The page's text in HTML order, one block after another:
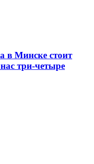
в Минске стоит
три-четыре